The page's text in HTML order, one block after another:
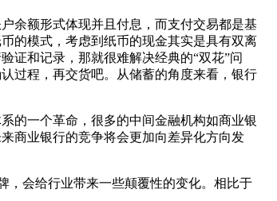
余额形式体现并且付息，而支付交易都是基
的模式，考虑到纸币的现金其实是具有双离
证和记录，那就很难解决经典的“双花”问
过程，再交货吧。从储蓄的角度来看，银行
的一个革命，很多的中间金融机构如商业银
商业银行的竞争将会更加向差异化方向发
，会给行业带来一些颠覆性的变化。相比于